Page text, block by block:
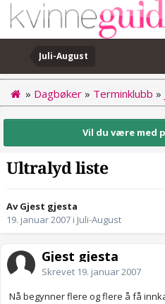
Juli-August
» Dagbøker » Terminklubb »
Vil du være med
Ultralyd liste
Av Gjest gjesta
19. januar 2007 i Juli-August
Gjest gjesta
Skrevet 19. januar 2007
Nå begynner flere og flere å få